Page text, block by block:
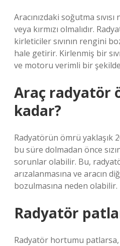
Aracınızdaki soğutma
veya kırmızı olmalıdır.
kirleticiler sıvının rengini
hale getirir. Kirlenmiş bir
ve motoru verimli bir
Araç radyatör
kadar?
Radyatörün ömrü yaklaşık
bu süre dolmadan önce
sorunlar olabilir. Bu,
arızalanmasına ve aracın
bozulmasına neden olabilir.
Radyatör
Radyatör hortumu